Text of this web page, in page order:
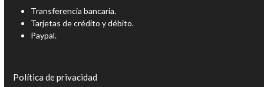
Transferencia bancaria.
Tarjetas de crédito y débito.
Paypal.
Política de privacidad